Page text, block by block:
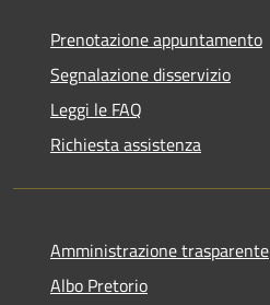
Prenotazione appuntamento
Segnalazione disservizio
Leggi le FAQ
Richiesta assistenza
Amministrazione trasparente
Albo Pretorio